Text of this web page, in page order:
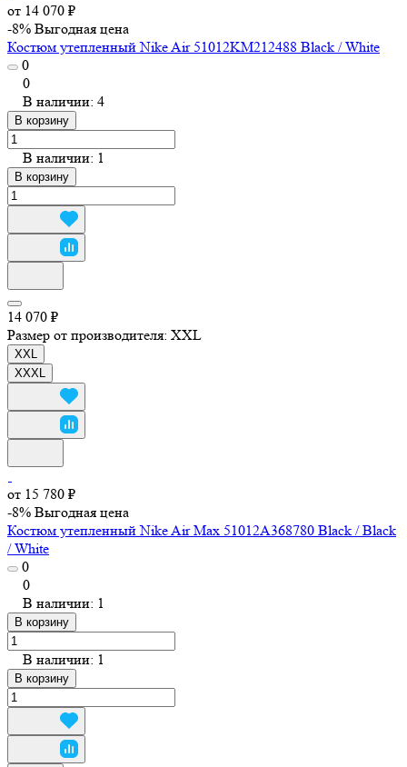
от 14 070 ₽
-8% Выгодная цена
Костюм утепленный Nike Air 51012KM212488 Black / White
0
0
В наличии: 4
В корзину
В наличии: 1
В корзину
14 070 ₽
Размер от производителя: XXL
XXL
XXXL
от 15 780 ₽
-8% Выгодная цена
Костюм утепленный Nike Air Max 51012A368780 Black / Black
/ White
0
0
В наличии: 1
В корзину
В наличии: 1
В корзину